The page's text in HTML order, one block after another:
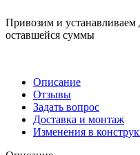
Привозим и устанавливаем
оставшейся суммы
Описание
Отзывы
Задать вопрос
Доставка и монтаж
Изменения в